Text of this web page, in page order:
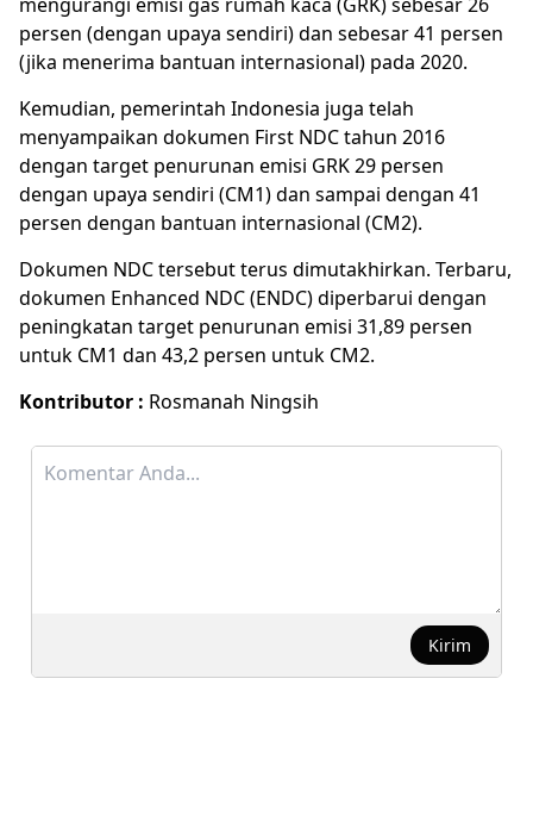
persen (dengan upaya sendiri) dan sebesar 41 persen
(jika menerima bantuan internasional) pada 2020.
Kemudian, pemerintah Indonesia juga telah
menyampaikan dokumen First NDC tahun 2016
dengan target penurunan emisi GRK 29 persen
dengan upaya sendiri (CM1) dan sampai dengan 41
persen dengan bantuan internasional (CM2).
Dokumen NDC tersebut terus dimutakhirkan. Terbaru,
dokumen Enhanced NDC (ENDC) diperbarui dengan
peningkatan target penurunan emisi 31,89 persen
untuk CM1 dan 43,2 persen untuk CM2.
Kontributor : Rosmanah Ningsih
Kirim